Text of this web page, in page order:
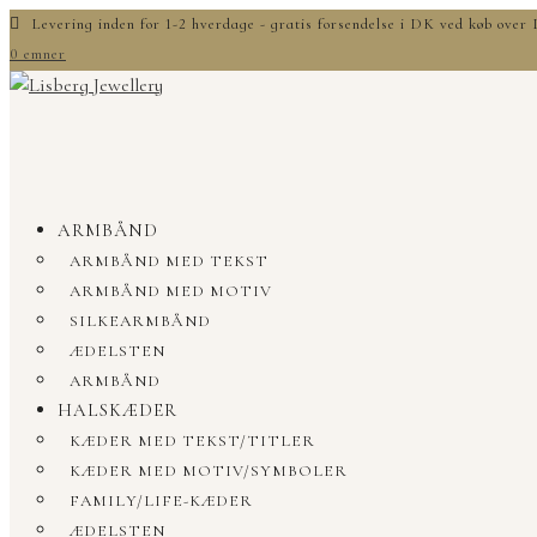
Levering inden for 1-2 hverdage - gratis forsendelse i DK ved køb
0 emner
ARMBÅND
ARMBÅND MED TEKST
ARMBÅND MED MOTIV
SILKEARMBÅND
ÆDELSTEN
ARMBÅND
HALSKÆDER
KÆDER MED TEKST/TITLER
KÆDER MED MOTIV/SYMBOLER
FAMILY/LIFE-KÆDER
ÆDELSTEN